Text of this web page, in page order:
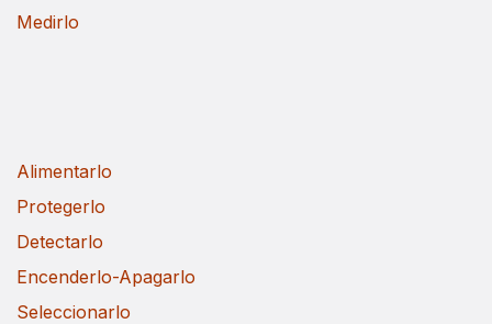
Medirlo
Alimentarlo
Protegerlo
Detectarlo
Encenderlo-Apagarlo
Seleccionarlo